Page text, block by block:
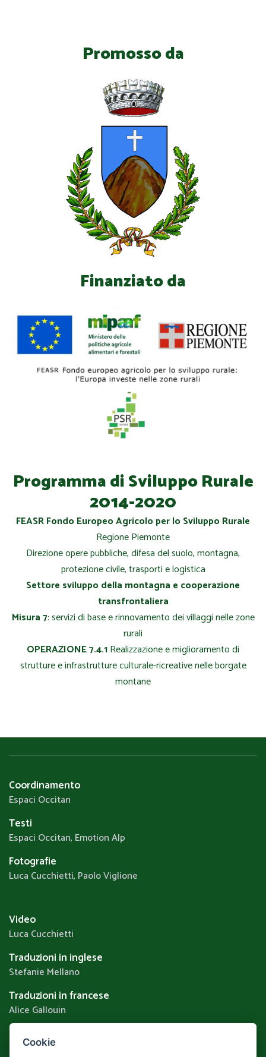
Promosso da
Finanziato da
Programma di Sviluppo Rurale
2014-2020
FEASR Fondo Europeo Agricolo per lo Sviluppo Rurale
Regione Piemonte
Direzione opere pubbliche, difesa del suolo, montagna,
protezione civile, trasporti e logistica
Settore sviluppo della montagna e cooperazione
transfrontaliera
Misura 7: servizi di base e rinnovamento dei villaggi nelle zone
rurali
OPERAZIONE 7.4.1Realizzazione e miglioramento di
strutture e infrastrutture culturale-ricreative nelle borgate
montane
Coordinamento
Espaci Occitan
Testi
Espaci Occitan, Emotion Alp
Fotografie
Luca Cucchietti, Paolo Viglione
Video
Luca Cucchietti
Traduzioni in inglese
Stefanie Mellano
Traduzioni in francese
Alice Gallouin
Cookie